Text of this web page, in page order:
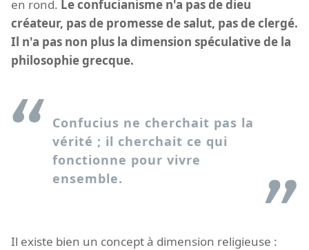
en rond. Le confucianisme n'a pas de dieu
créateur, pas de promesse de salut, pas de clergé.
Il n'a pas non plus la dimension spéculative de la
philosophie grecque.
Confucius ne cherchait pas la
vérité ; il cherchait ce qui
fonctionne pour vivre
ensemble.
Il existe bien un concept à dimension religieuse :